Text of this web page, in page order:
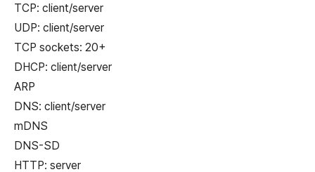
TCP: client/server
UDP: client/server
TCP sockets: 20+
DHCP: client/server
ARP
DNS: client/server
mDNS
DNS-SD
HTTP: server